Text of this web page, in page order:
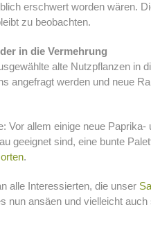
erschwert worden wären.
zu beobachten.
in die Vermehrung
alte Nutzpflanzen in
angefragt werden und neue
Vor allem einige neue Paprika-
geeignet sind, eine bunte
.
alle Interessierten, die unser
nun ansäen und vielleicht